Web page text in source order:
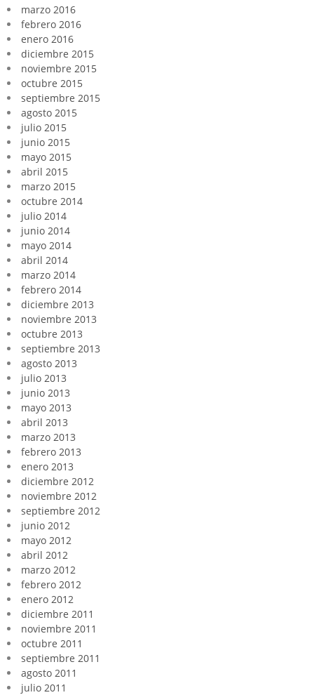
marzo 2016
febrero 2016
enero 2016
diciembre 2015
noviembre 2015
octubre 2015
septiembre 2015
agosto 2015
julio 2015
junio 2015
mayo 2015
abril 2015
marzo 2015
octubre 2014
julio 2014
junio 2014
mayo 2014
abril 2014
marzo 2014
febrero 2014
diciembre 2013
noviembre 2013
octubre 2013
septiembre 2013
agosto 2013
julio 2013
junio 2013
mayo 2013
abril 2013
marzo 2013
febrero 2013
enero 2013
diciembre 2012
noviembre 2012
septiembre 2012
junio 2012
mayo 2012
abril 2012
marzo 2012
febrero 2012
enero 2012
diciembre 2011
noviembre 2011
octubre 2011
septiembre 2011
agosto 2011
julio 2011